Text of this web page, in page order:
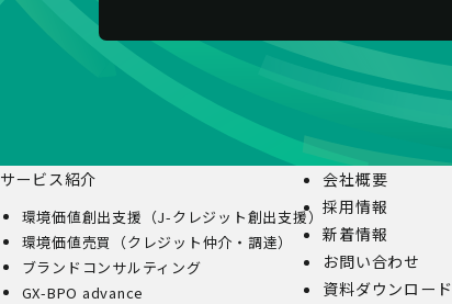
サービス紹介
環境価値創出支援（J-クレジット創出支援）
環境価値売買（クレジット仲介・調達）
ブランドコンサルティング
GX-BPO advance
会社概要
採用情報
新着情報
お問い合わせ
資料ダウンロード